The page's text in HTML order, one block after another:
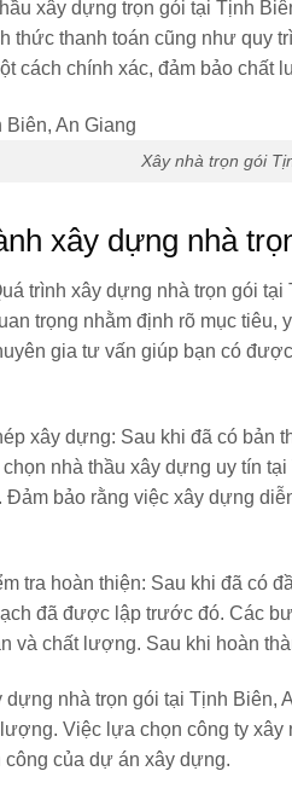
xây dựng trọn gói tại Tịnh
thức thanh toán cũng như quy
cách chính xác, đảm bảo chất
Xây nhà trọn gói
xây dựng nhà
trình xây dựng nhà trọn gói
trọng nhằm định rõ mục tiêu,
gia tư vấn giúp bạn có
xây dựng: Sau khi đã có bản
nhà thầu xây dựng uy tín
bảo rằng việc xây dựng
tra hoàn thiện: Sau khi đã có
đã được lập trước đó. Các
và chất lượng. Sau khi hoàn
nhà trọn gói tại Tịnh Biên,
Việc lựa chọn công ty
của dự án xây dựng.